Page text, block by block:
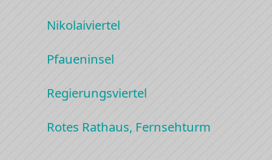
Nikolaiviertel
Pfaueninsel
Regierungsviertel
Rotes Rathaus, Fernsehturm